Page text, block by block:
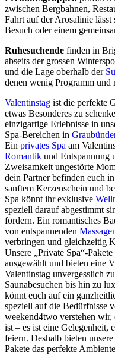
zwischen Bergbahnen,
Fahrt auf der Arosalinie
Besuch oder einem
Ruhesuchende finden in
abseits der grossen
und die Lage oberhalb der
denen wenig Programm und
Valentinstag ist die perfekte
etwas Besonderes zu
einzigartige Erlebnisse in
Spa-Bereichen in
Ein privates Spa am
Romantik und Entspannung
Zweisamkeit ungestörte
dein Partner befinden euch
sanftem Kerzenschein und
Spa könnt ihr exklusive
speziell darauf abgestimmt
fördern. Ein romantisches
von entspannenden
verbringen und gleichzeitig
Unsere „Private Spa“-
ausgewählt und bieten eine
Valentinstag unvergesslich
Saunabesuchen bis hin zu
könnt euch auf ein
speziell auf die Bedürfnisse
weekend4two verstehen wir,
ist – es ist eine Gelegenheit,
feiern. Deshalb bieten
Pakete das perfekte